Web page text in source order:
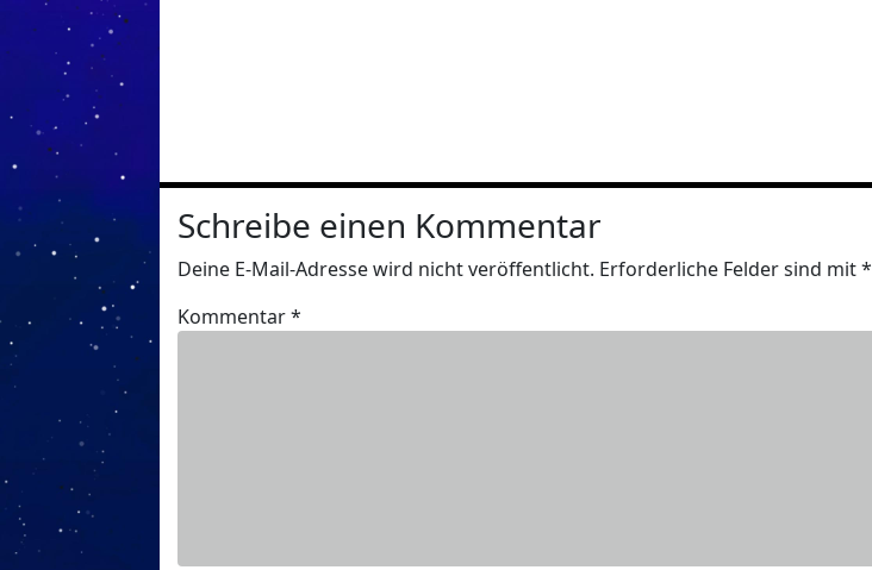
Schreibe einen Kommentar
Deine E-Mail-Adresse wird nicht veröffentlicht. Erforderliche Felder sind mit*
Kommentar*